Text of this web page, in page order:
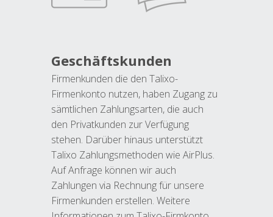
Geschäftskunden
Firmenkunden die den Talixo-
Firmenkonto nutzen, haben Zugang zu
sämtlichen Zahlungsarten, die auch
den Privatkunden zur Verfügung
stehen. Darüber hinaus unterstützt
Talixo Zahlungsmethoden wie AirPlus.
Auf Anfrage können wir auch
Zahlungen via Rechnung für unsere
Firmenkunden erstellen. Weitere